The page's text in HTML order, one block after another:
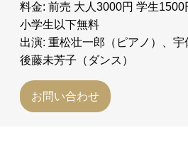
料金: 前売 大人3000円 学生1500
小学生以下無料
出演: 重松壮一郎（ピアノ）、宇
後藤未芳子（ダンス）
お問い合わせ